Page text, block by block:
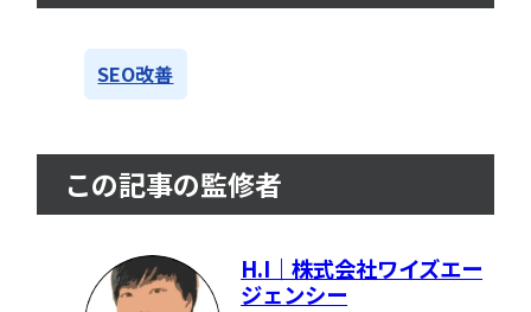
SEO改善
この記事の監修者
H.I｜株式会社ワイズエー
ジェンシー